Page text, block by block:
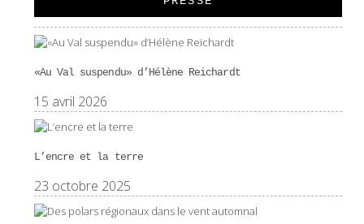
«Au Val suspendu» d’Hélène Reichardt
15 avril 2026
L’encre et la terre
23 octobre 2025